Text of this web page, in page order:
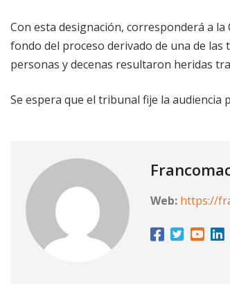
Con esta designación, corresponderá a
fondo del proceso derivado de una de
personas y decenas resultaron heridas
Se espera que el tribunal fije la audiencia
Web: https://